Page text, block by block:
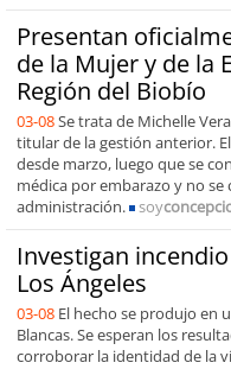
Presentan
de la Mujer y de la
Región del Biobío
03-08Se trata de Michelle
titular de la gestión anterior.
desde marzo, luego que se
médica por embarazo y no
administración.
soy
Investigan
Los Ángeles
03-08 El hecho se produjo en
Blancas. Se esperan los
corroborar la identidad de la